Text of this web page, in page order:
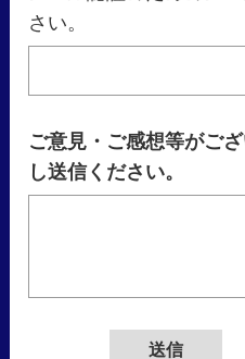
さい。
ご意見・ご感想等がご
し送信ください。